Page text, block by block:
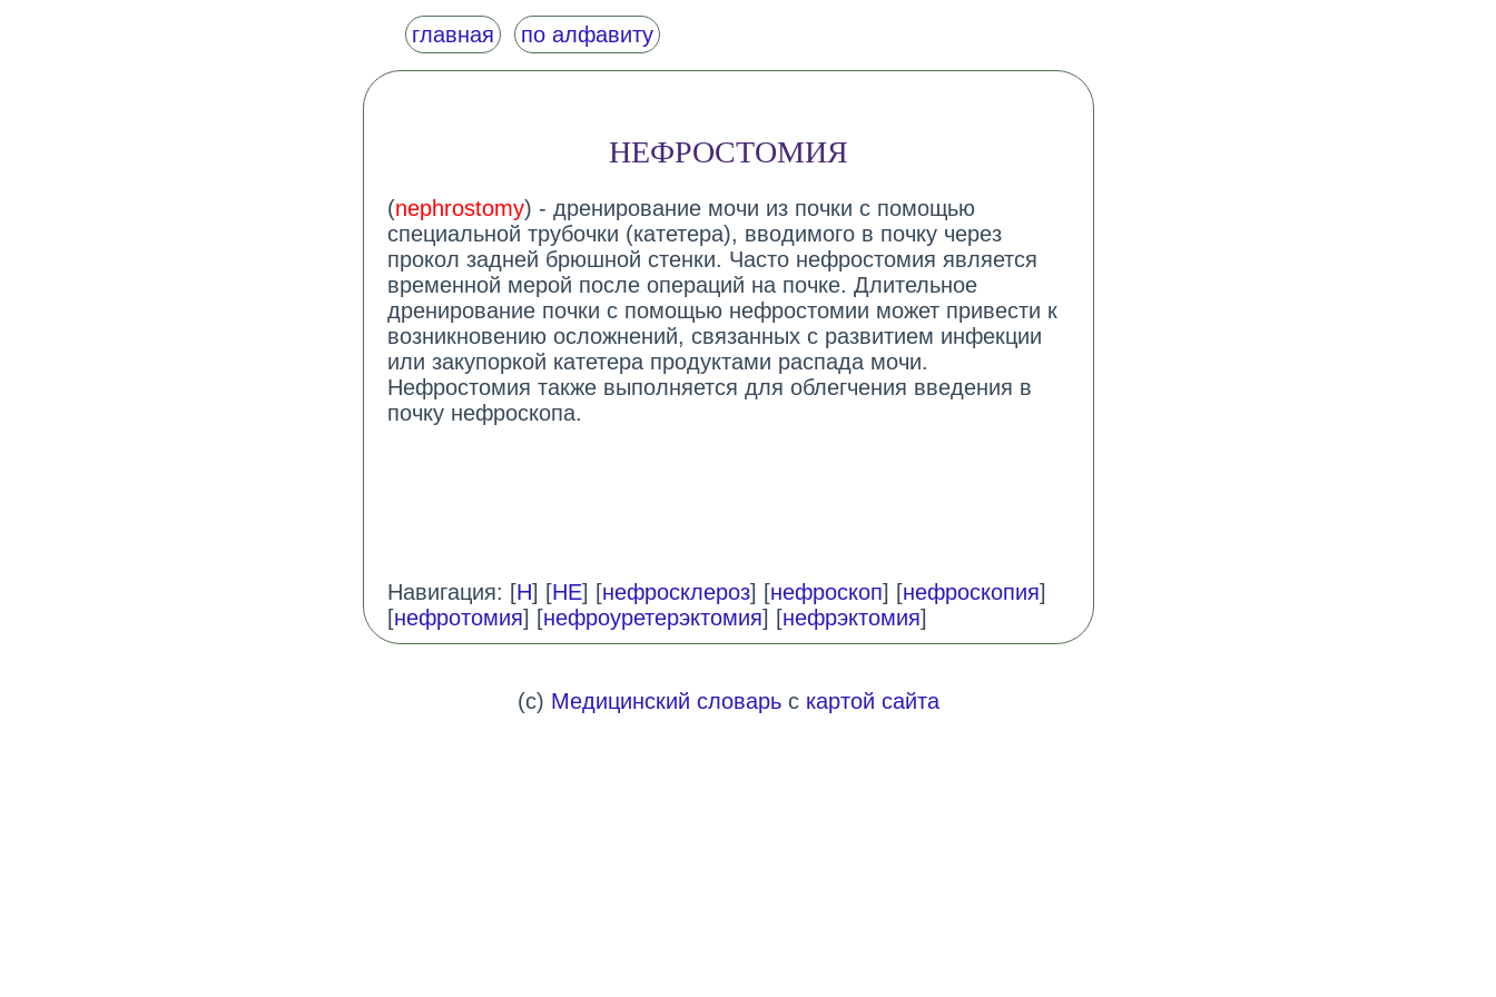
главная по алфавиту
НЕФРОСТОМИЯ
(nephrostomy) - дренирование мочи из почки с помощью
специальной трубочки (катетера), вводимого в почку через
прокол задней брюшной стенки. Часто нефростомия является
временной мерой после операций на почке. Длительное
дренирование почки с помощью нефростомии может привести к
возникновению осложнений, связанных с развитием инфекции
или закупоркой катетера продуктами распада мочи.
Нефростомия также выполняется для облегчения введения в
почку нефроскопа.
Навигация: [Н] [НЕ] [нефросклероз] [нефроскоп] [нефроскопия]
[нефротомия] [нефроуретерэктомия] [нефрэктомия]
(c) Медицинский словарьс картой сайта